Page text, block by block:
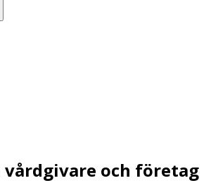
vårdgivare och företag